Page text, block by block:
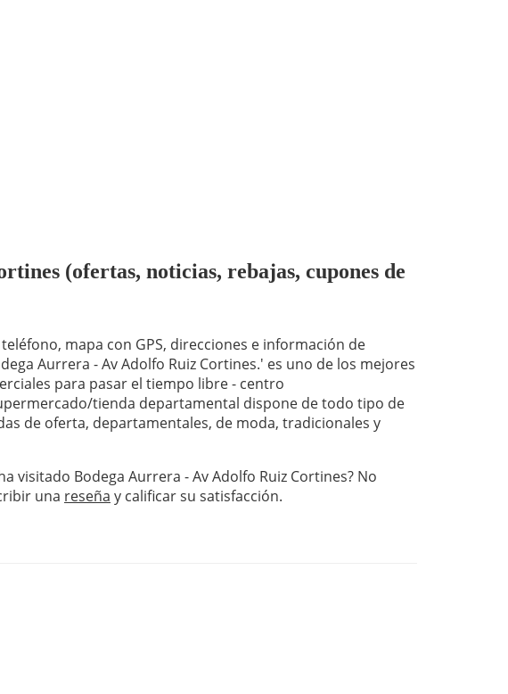
(ofertas, noticias, rebajas, cupones de
mapa con GPS, direcciones e información de
Aurrera - Av Adolfo Ruiz Cortines.' es uno de los mejores
para pasar el tiempo libre - centro
tienda departamental dispone de todo tipo de
de oferta, departamentales, de moda, tradicionales y
visitado Bodega Aurrera - Av Adolfo Ruiz Cortines? No
una reseña y calificar su satisfacción.